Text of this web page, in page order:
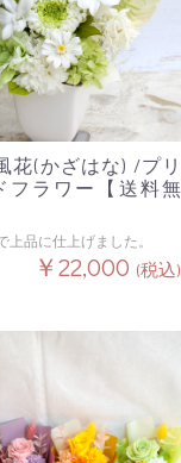
花(かざはな) /プリ
フラワー【送料無
上品に仕上げました。
￥22,000 (税込)